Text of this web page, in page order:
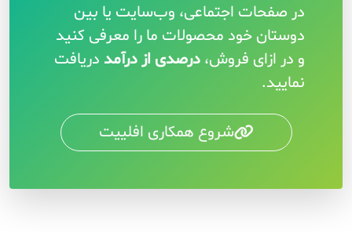
در صفحات اجتماعی، وب‌سایت یا بین
دوستان خود محصولات ما را معرفی کنید
و در ازای فروش، درصدی از درآمد دریافت
نمایید.
شروع همکاری افلییت